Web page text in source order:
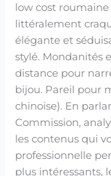
low cost
littéralement
élégante et
stylé. Mondanités
distance pour
bijou. Pareil pour
chinoise). En
Commission,
les contenus qui
professionnelle
plus intéressants,